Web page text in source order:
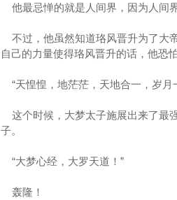
他最忌惮的就是人间界，因为人间
不过，他虽然知道珞风晋升为了大
自己的力量使得珞风晋升的话，他恐
“天惶惶，地茫茫，天地合一，岁月
这个时候，大梦太子施展出来了最
子。
“大梦心经，大罗天道！”
轰隆！